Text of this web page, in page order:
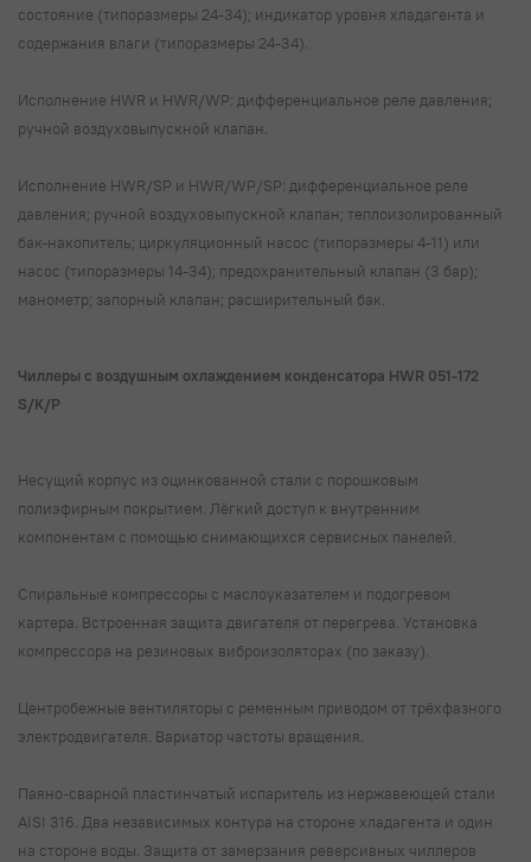
состояние (типоразмеры 24-34); индикатор уровня хладагента и
содержания влаги (типоразмеры 24-34).
Исполнение HWR и HWR/WP: дифференциальное реле давления;
ручной воздуховыпускной клапан.
Исполнение HWR/SP и HWR/WP/SP: дифференциальное реле
давления; ручной воздуховыпускной клапан; теплоизолированный
бак-накопитель; циркуляционный насос (типоразмеры 4-11) или
насос (типоразмеры 14-34); предохранительный клапан (3 бар);
манометр; запорный клапан; расширительный бак.
Чиллеры с воздушным охлаждением конденсатора HWR 051-172
S/K/P
Несущий корпус из оцинкованной стали с порошковым
полиэфирным покрытием. Лёгкий доступ к внутренним
компонентам с помощью снимающихся сервисных панелей.
Спиральные компрессоры с маслоуказателем и подогревом
картера. Встроенная защита двигателя от перегрева. Установка
компрессора на резиновых виброизоляторах (по заказу).
Центробежные вентиляторы с ременным приводом от трёхфазного
электродвигателя. Вариатор частоты вращения.
Паяно-сварной пластинчатый испаритель из нержавеющей стали
AISI 316. Два независимых контура на стороне хладагента и один
на стороне воды. Защита от замерзания реверсивных чиллеров